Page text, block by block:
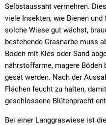
Selbstaussaht vermehren.
viele Insekten, wie Bienen
solche Wiese gut wächst,
bestehende Grasnarbe muss
Boden mit Kies oder Sand
nährstoffarme, magere Böden
gesät werden. Nach der
Flächen feucht zu halten,
geschlossene Blütenpracht
Bei einer Langgraswiese ist